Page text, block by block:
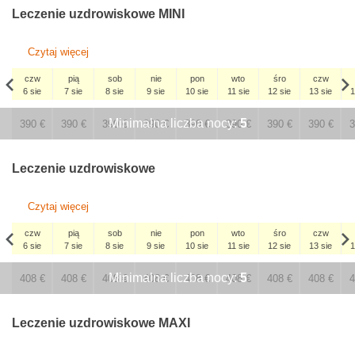
Leczenie uzdrowiskowe MINI
Czytaj więcej
czw
6 sie
pią
7 sie
sob
8 sie
nie
9 sie
pon
10 sie
wto
11 sie
śro
12 sie
czw
13 sie
czw
3 wrz
Minimalna liczba nocy:5
390 € 390 € 390€ 390€ 390€ 390€ 390 € 390 €
Leczenie uzdrowiskowe
Czytaj więcej
czw
6 sie
pią
7 sie
sob
8 sie
nie
9 sie
pon
10 sie
wto
11 sie
śro
12 sie
czw
13 sie
czw
3 wrz
Minimalna liczba nocy:5
408 € 408 € 408€ 408€ 408€ 408€ 408 € 408 €
Leczenie uzdrowiskowe MAXI